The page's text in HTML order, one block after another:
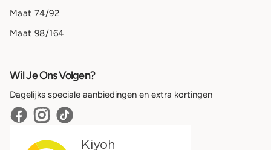
Maat 74/92
Maat 98/164
Wil Je Ons Volgen?
Dagelijks speciale aanbiedingen en extra kortingen